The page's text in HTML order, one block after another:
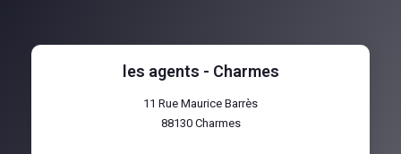
les agents - Charmes
11 Rue Maurice Barrès
88130 Charmes